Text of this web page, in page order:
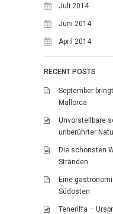
Juli 2014
Juni 2014
April 2014
RECENT POSTS
September
Mallorca
Unvorstellbare
unberührter
Die schönsten
Stränden
Eine
Südosten
Teneriffa –